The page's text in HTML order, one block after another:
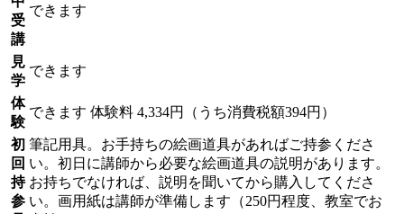
受
講
できます
見
学
できます
体
験
できます 体験料 4,334円（うち消費税額394円）
初
回
持
参
筆記用具。お手持ちの絵画道具があればご持参くださ
い。初日に講師から必要な絵画道具の説明があります。
お持ちでなければ、説明を聞いてから購入してくださ
い。画用紙は講師が準備します（250円程度、教室でお